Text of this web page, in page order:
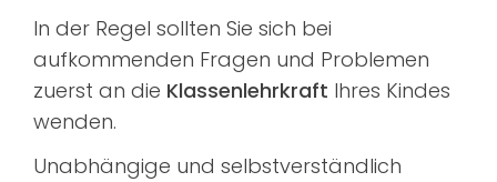
Schulfamilie
Schulleben
Beratung
In der Regel sollten Sie sich bei
aufkommenden Fragen und Problemen
zuerst an die Klassenlehrkraft Ihres Kindes
wenden.
Unabhängige und selbstverständlich